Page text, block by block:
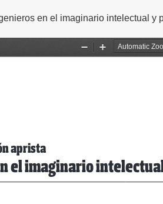
en el imaginario intelectual y